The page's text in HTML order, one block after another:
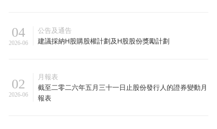
04
2026-06
公告及通告
建議採納H股購股權計劃及H股股份獎勵計劃
02
2026-06
月報表
截至二零二六年五月三十一日止股份發行人的證券變動月
報表